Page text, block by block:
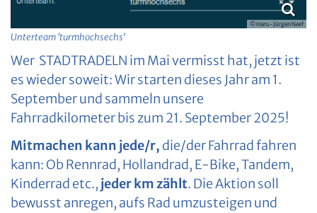
© Hans-Jürgen Neef
Unterteam 'turmhochsechs'
Wer STADTRADELN im Mai vermisst hat, jetzt ist
es wieder soweit: Wir starten dieses Jahr am 1.
September und sammeln unsere
Fahrradkilometer bis zum 21. September 2025!
Mitmachen kann jede/r, die/der Fahrrad fahren
kann: Ob Rennrad, Hollandrad, E-Bike, Tandem,
Kinderrad etc., jeder km zählt. Die Aktion soll
bewusst anregen, aufs Rad umzusteigen und